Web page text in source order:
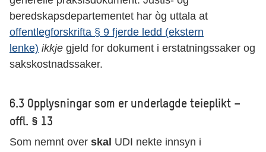
beredskapsdepartementet har òg uttala at
offentlegforskrifta § 9 fjerde ledd (ekstern
lenke) ikkje gjeld for dokument i erstatningssaker og
sakskostnadssaker.
6.3 Opplysningar som er underlagde teieplikt –
offl. § 13
Som nemnt over skal UDI nekte innsyn i